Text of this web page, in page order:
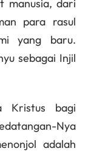
manusia, dari
para rasul
yang baru.
sebagai Injil
Kristus bagi
Nya
adalah